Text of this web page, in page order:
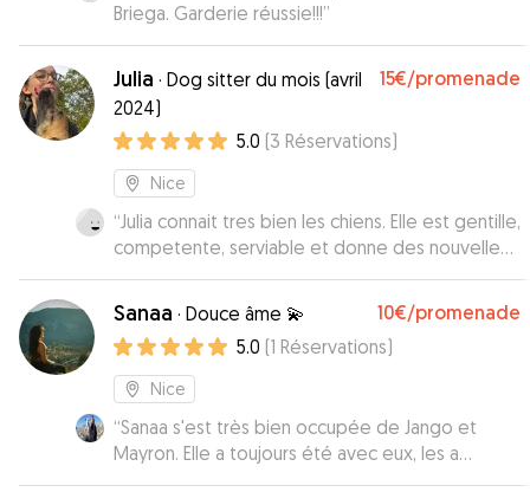
le resultat a ete excepcionelle et très positif.
On est très reconaissants du service qu'elle nous
a offert.
Briega. Garderie réussie!!!”
Julia · Dog sitter du mois (avril
2024)
15€/promenade
5.0 (3 Réservations)
Nice
“Julia connait tres bien les chiens. Elle est gentille,
competente, serviable et donne des nouvelles
fréquemment. Une dog sitter parfaite que je
recommande très vivement. Une superbe
rencontre pour Neska et moi 😃 ”
Sanaa · Douce âme 💫 10€/promenade
5.0 (1 Réservations)
Nice
“Sanaa s'est très bien occupée de Jango et
Mayron. Elle a toujours été avec eux, les a
emmené en promenade. Ils ont eu tout le